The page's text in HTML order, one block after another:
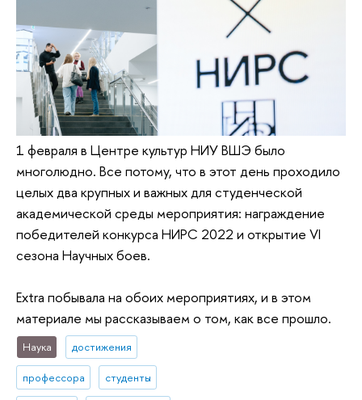
1 февраля в Центре культур НИУ ВШЭ было
многолюдно. Все потому, что в этот день проходило
целых два крупных и важных для студенческой
академической среды мероприятия: награждение
победителей конкурса НИРС 2022 и открытие VI
сезона Научных боев.
Extra побывала на обоих мероприятиях, и в этом
материале мы рассказываем о том, как все прошло.
Наука достижения
профессора студенты